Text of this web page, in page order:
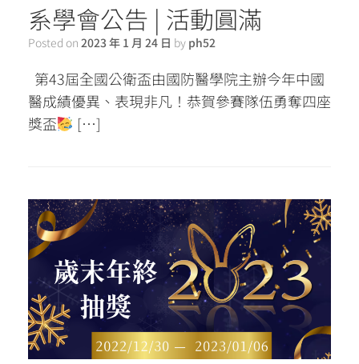
系學會公告 | 活動圓滿
Posted on 2023 年 1 月 24 日 by ph52
第43屆全國公衛盃由國防醫學院主辦今年中國
醫成績優異、表現非凡！恭賀參賽隊伍勇奪四座
獎盃
[…]